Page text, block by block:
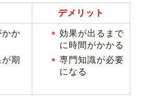
デメリット
かか
期
効果が出るまで
に時間がかかる
専門知識が必要
になる